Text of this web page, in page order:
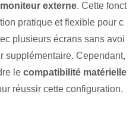
externe. Cette fonct
pratique et flexible pour c
plusieurs écrans sans avoi
supplémentaire. Cependant,
le‌ compatibilité matérielle
réussir cette configuration.